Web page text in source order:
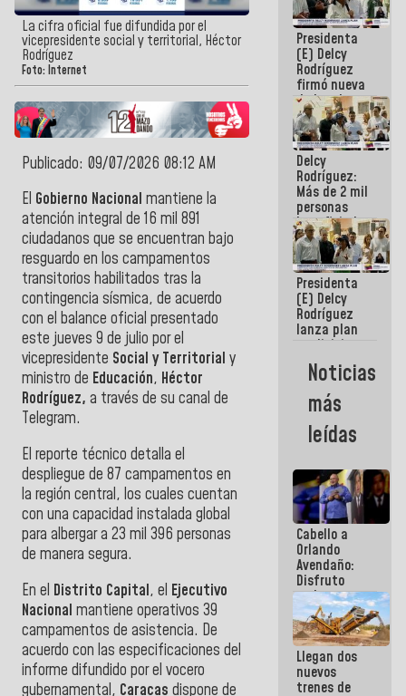
La cifra oficial fue difundida por el
vicepresidente social y territorial, Héctor
Rodríguez
Foto: Internet
Publicado: 09/07/2026 08:12 AM
El Gobierno Nacional mantiene la
atención integral de 16 mil 891
ciudadanos que se encuentran bajo
resguardo en los campamentos
transitorios habilitados tras la
contingencia sísmica, de acuerdo
con el balance oficial presentado
este jueves 9 de julio por el
vicepresidente Social y Territorial y
ministro de Educación, Héctor
Rodríguez, a través de su canal de
Telegram.
El reporte técnico detalla el
despliegue de 87 campamentos en
la región central, los cuales cuentan
con una capacidad instalada global
para albergar a 23 mil 396 personas
de manera segura.
En el Distrito Capital, el Ejecutivo
Nacional mantiene operativos 39
campamentos de asistencia. De
acuerdo con las especificaciones del
informe difundido por el vocero
gubernamental, Caracas dispone de
Primavera
en Caracas
Presidenta
(E) Delcy
Rodríguez
firmó nueva
de Ley de
Arrendamiento
aprobada
por la AN
Delcy
Rodríguez:
Más de 2 mil
personas
beneficiadas
con planes
para
atención de
emergencia
sísmica en
la última
semana
Presidenta
(E) Delcy
Rodríguez
lanza plan
crediticio
con subsidio
a Juntas de
Condominio
Noticias
más
leídas
Cabello a
Orlando
Avendaño:
Disfruto
cada vez
que escribes
porque lo
que haces
es
embarrarla
Llegan dos
nuevos
trenes de